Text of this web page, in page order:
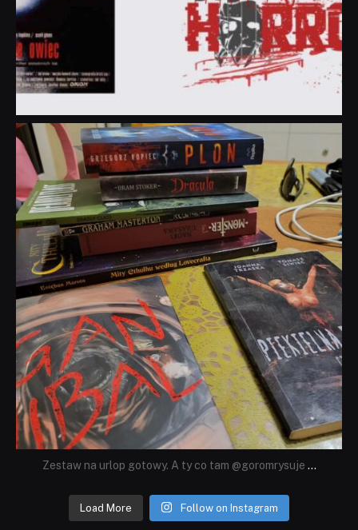
dobryhorror
Lip 31
Zestaw na urlop gotowy. A ty co tam @goromrysuje ...
Load More Follow on Instagram